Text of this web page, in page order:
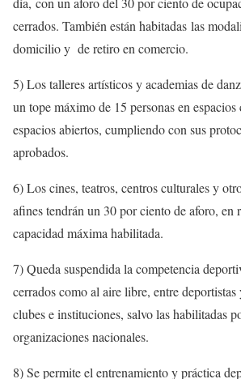
cerrados. También están habitadas las
domicilio y de retiro en comercio.
5) Los talleres artísticos y academias de
un tope máximo de 15 personas en
espacios abiertos, cumpliendo con sus
aprobados.
6) Los cines, teatros, centros culturales y
afines tendrán un 30 por ciento de aforo, en
capacidad máxima habilitada.
7) Queda suspendida la competencia
cerrados como al aire libre, entre
clubes e instituciones, salvo las habilitadas
organizaciones nacionales.
8) Se permite el entrenamiento y práctica